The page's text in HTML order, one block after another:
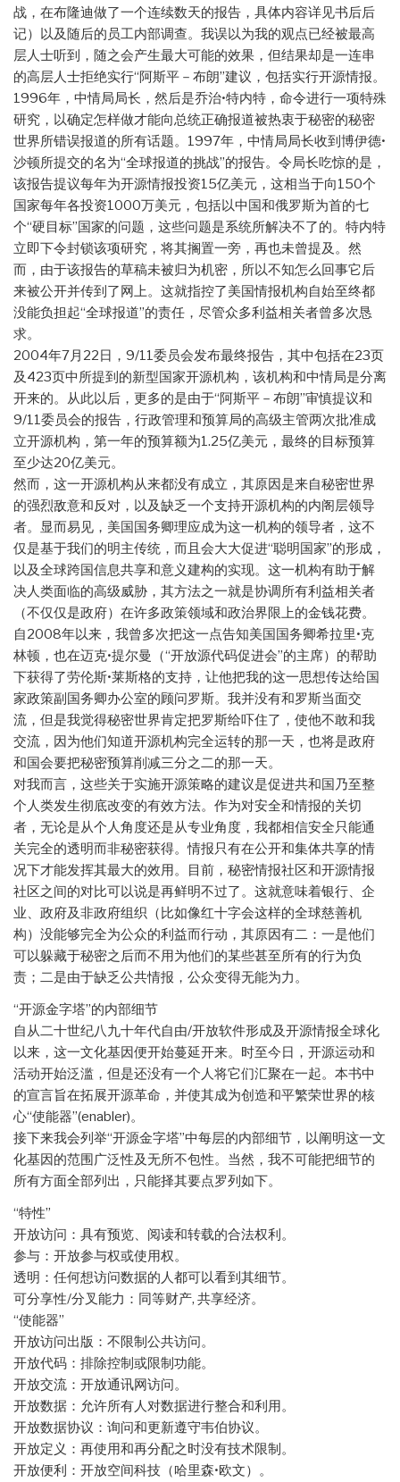
战，在布隆迪做了一个连续数天的报告，具体内容详见书后后
记）以及随后的员工内部调查。我误以为我的观点已经被最高
层人士听到，随之会产生最大可能的效果，但结果却是一连串
的高层人士拒绝实行“阿斯平－布朗”建议，包括实行开源情报。
1996年，中情局局长，然后是乔治•特内特，命令进行一项特殊
研究，以确定怎样做才能向总统正确报道被热衷于秘密的秘密
世界所错误报道的所有话题。1997年，中情局局长收到博伊德•
沙顿所提交的名为“全球报道的挑战”的报告。令局长吃惊的是，
该报告提议每年为开源情报投资15亿美元，这相当于向150个
国家每年各投资1000万美元，包括以中国和俄罗斯为首的七
个“硬目标”国家的问题，这些问题是系统所解决不了的。特内特
立即下令封锁该项研究，将其搁置一旁，再也未曾提及。然
而，由于该报告的草稿未被归为机密，所以不知怎么回事它后
来被公开并传到了网上。这就指控了美国情报机构自始至终都
没能负担起“全球报道”的责任，尽管众多利益相关者曾多次恳
求。
2004年7月22日，9/11委员会发布最终报告，其中包括在23页
及423页中所提到的新型国家开源机构，该机构和中情局是分离
开来的。从此以后，更多的是由于“阿斯平－布朗”审慎提议和
9/11委员会的报告，行政管理和预算局的高级主管两次批准成
立开源机构，第一年的预算额为1.25亿美元，最终的目标预算
至少达20亿美元。
然而，这一开源机构从来都没有成立，其原因是来自秘密世界
的强烈敌意和反对，以及缺乏一个支持开源机构的内阁层领导
者。显而易见，美国国务卿理应成为这一机构的领导者，这不
仅是基于我们的明主传统，而且会大大促进“聪明国家”的形成，
以及全球跨国信息共享和意义建构的实现。这一机构有助于解
决人类面临的高级威胁，其方法之一就是协调所有利益相关者
（不仅仅是政府）在许多政策领域和政治界限上的金钱花费。
自2008年以来，我曾多次把这一点告知美国国务卿希拉里•克
林顿，也在迈克•提尔曼（“开放源代码促进会”的主席）的帮助
下获得了劳伦斯•莱斯格的支持，让他把我的这一思想传达给国
家政策副国务卿办公室的顾问罗斯。我并没有和罗斯当面交
流，但是我觉得秘密世界肯定把罗斯给吓住了，使他不敢和我
交流，因为他们知道开源机构完全运转的那一天，也将是政府
和国会要把秘密预算削减三分之二的那一天。
对我而言，这些关于实施开源策略的建议是促进共和国乃至整
个人类发生彻底改变的有效方法。作为对安全和情报的关切
者，无论是从个人角度还是从专业角度，我都相信安全只能通
关完全的透明而非秘密获得。情报只有在公开和集体共享的情
况下才能发挥其最大的效用。目前，秘密情报社区和开源情报
社区之间的对比可以说是再鲜明不过了。这就意味着银行、企
业、政府及非政府组织（比如像红十字会这样的全球慈善机
构）没能够完全为公众的利益而行动，其原因有二：一是他们
可以躲藏于秘密之后而不用为他们的某些甚至所有的行为负
责；二是由于缺乏公共情报，公众变得无能为力。
“开源金字塔”的内部细节
自从二十世纪八九十年代自由/开放软件形成及开源情报全球化
以来，这一文化基因便开始蔓延开来。时至今日，开源运动和
活动开始泛滥，但是还没有一个人将它们汇聚在一起。本书中
的宣言旨在拓展开源革命，并使其成为创造和平繁荣世界的核
心“使能器”(enabler)。
接下来我会列举“开源金字塔”中每层的内部细节，以阐明这一文
化基因的范围广泛性及无所不包性。当然，我不可能把细节的
所有方面全部列出，只能择其要点罗列如下。
“特性”
开放访问：具有预览、阅读和转载的合法权利。
参与：开放参与权或使用权。
透明：任何想访问数据的人都可以看到其细节。
可分享性/分叉能力：同等财产, 共享经济。
“使能器”
开放访问出版：不限制公共访问。
开放代码：排除控制或限制功能。
开放交流：开放通讯网访问。
开放数据：允许所有人对数据进行整合和利用。
开放数据协议：询问和更新遵守韦伯协议。
开放定义：再使用和再分配之时没有技术限制。
开放便利：开放空间科技（哈里森•欧文）。